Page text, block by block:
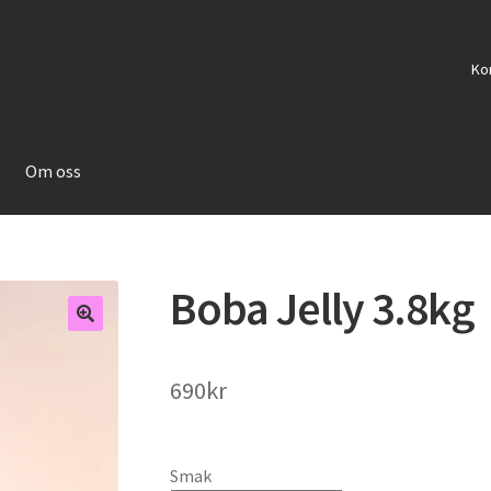
Om oss
Boba Jelly 3.8kg
690kr
Smak